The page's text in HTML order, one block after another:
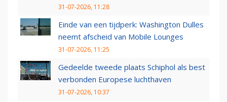
31-07-2026, 11:28
Einde van een tijdperk: Washington Dulles
neemt afscheid van Mobile Lounges
31-07-2026, 11:25
Gedeelde tweede plaats Schiphol als best
verbonden Europese luchthaven
31-07-2026, 10:37